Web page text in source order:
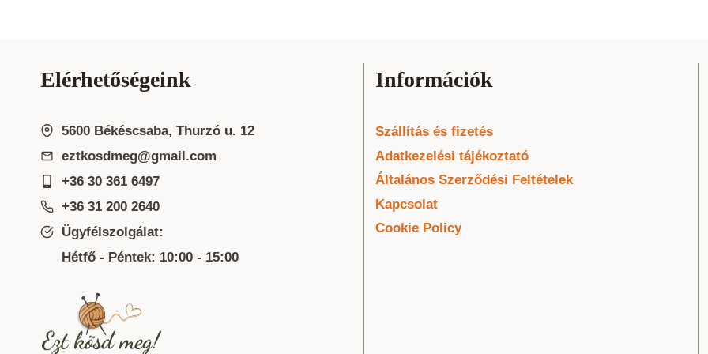
Elérhetőségeink
5600 Békéscsaba, Thurzó u. 12
eztkosdmeg@gmail.com
+36 30 361 6497
+36 31 200 2640
Ügyfélszolgálat:
Hétfő - Péntek: 10:00 - 15:00
Információk
Szállítás és fizetés
Adatkezelési tájékoztató
Általános Szerződési Feltételek
Kapcsolat
Cookie Policy